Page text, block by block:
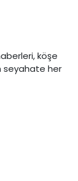
köşe
seyahate her